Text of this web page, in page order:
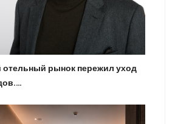
отельный рынок пережил уход